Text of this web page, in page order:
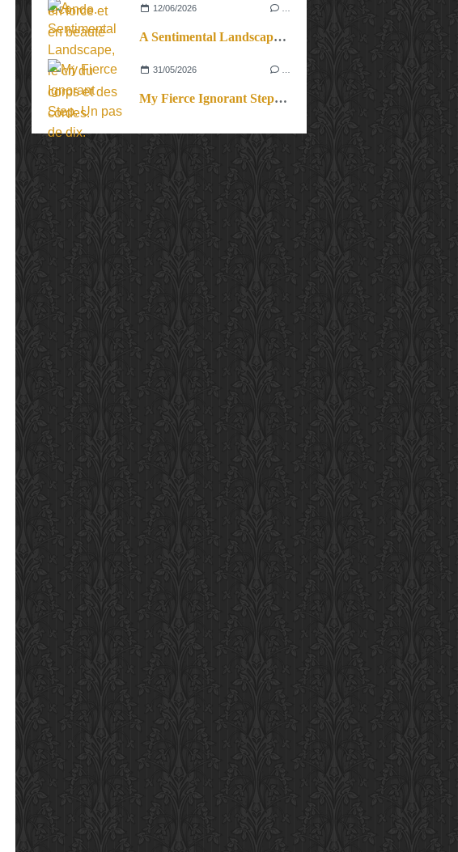
12/06/2026
A Sentimental Landscape, le cri du corps et des cordes.
31/05/2026
My Fierce Ignorant Step. Un pas de dix.